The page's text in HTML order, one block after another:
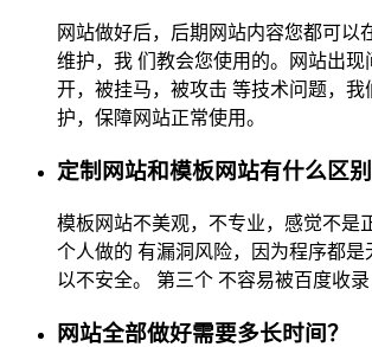
网站做好后，后期网站内容您都可以
维护，我 们教会您使用的。网站出现
开，被挂马，被攻击 等技术问题，我
护，保障网站正常使用。
定制网站和模板网站有什么区别
模板网站不美观，不专业，感觉不是
个人做的 有漏洞风险，因为程序都是
以不安全。 第三个 不容易被百度收录
网站全部做好需要多长时间？